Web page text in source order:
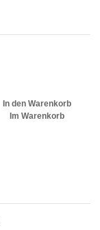
In den Warenkorb
Im Warenkorb